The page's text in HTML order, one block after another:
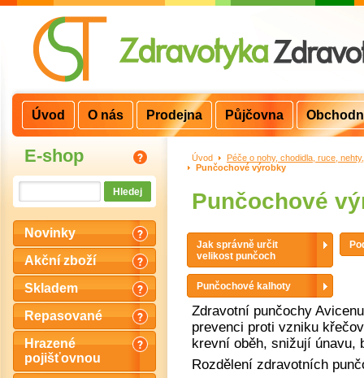
E-shop
Novinky
Akční zboží
Skladem
Repasované
Hrazené
pojišťovnou
Úvod >
Péče o nohy, chodidla, ruce,
Punčochové výrobky
Punčochové
Jak správně určit
velikost punčoch
Punčochové kalhoty
Zdravotní punčochy
prevenci proti vzniku
krevní oběh, snižují únavu,
Rozdělení zdravotních
Úvod O nás Prodejna Půjčovna